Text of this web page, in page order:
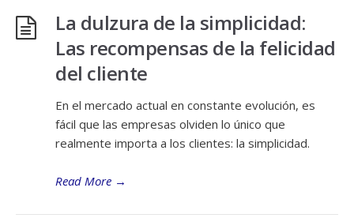
La dulzura de la simplicidad:
Las recompensas de la felicidad
del cliente
En el mercado actual en constante evolución, es
fácil que las empresas olviden lo único que
realmente importa a los clientes: la simplicidad.
Read More →